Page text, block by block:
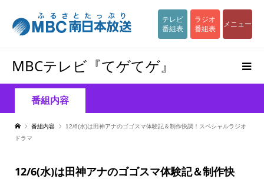
テレビ
番組表
ラジオ
番組表
メニュー
MBCテレビ『てゲてゲ』
番組内容
番組内容
12/6(水)は田神アナのゴゴスマ体験記＆制作快調！スペシャルラジオ
ドラマ
12/6(水)は田神アナのゴゴスマ体験記＆制作快